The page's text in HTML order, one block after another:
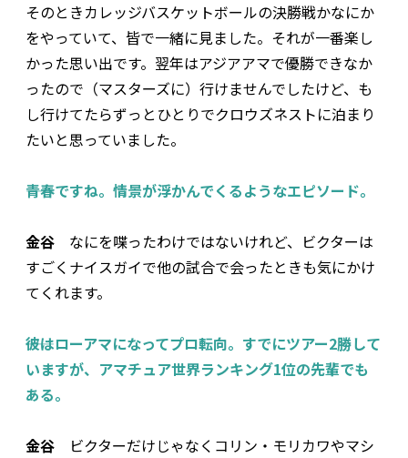
そのときカレッジバスケットボールの決勝戦かなにか
をやっていて、皆で一緒に見ました。それが一番楽し
かった思い出です。翌年はアジアアマで優勝できなか
ったので（マスターズに）行けませんでしたけど、も
し行けてたらずっとひとりでクロウズネストに泊まり
たいと思っていました。
――青春ですね。情景が浮かんでくるようなエピソード。
金谷 なにを喋ったわけではないけれど、ビクターは
すごくナイスガイで他の試合で会ったときも気にかけ
てくれます。
――彼はローアマになってプロ転向。すでにツアー2勝して
いますが、アマチュア世界ランキング1位の先輩でも
ある。
金谷 ビクターだけじゃなくコリン・モリカワやマシ